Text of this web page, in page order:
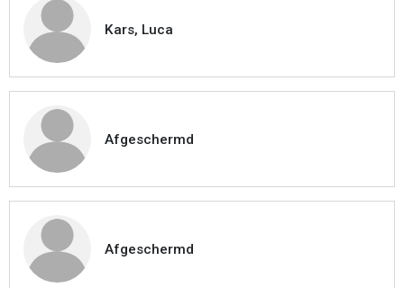
Kars, Luca
Afgeschermd
Afgeschermd